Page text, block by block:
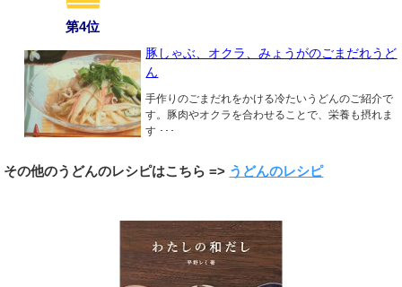
第4位
豚しゃぶ、オクラ、みょうがのごまだれうど
ん
手作りのごまだれをかける冷たいうどんのご紹介で
す。豚肉やオクラを合わせることで、栄養も摂れま
す ･･･
その他のうどんのレシピはこちら => うどんのレシピ